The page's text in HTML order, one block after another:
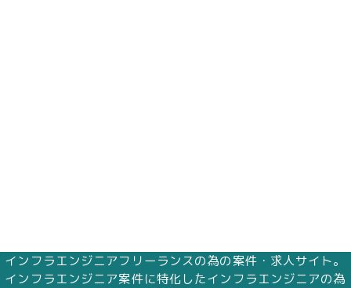
インフラエンジニアフリーランスの為の案件・求人サイト。
インフラエンジニア案件に特化したインフラエンジニアの為